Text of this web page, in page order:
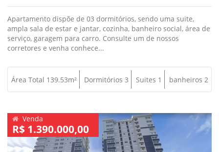
Apartamento dispõe de 03 dormitórios, sendo uma suite,
ampla sala de estar e jantar, cozinha, banheiro social, área de
serviço, garagem para carro. Consulte um de nossos
corretores e venha conhece...
Área Total 139.53m² Dormitórios 3 Suites 1 banheiros 2
Venda
R$ 1.390.000,00